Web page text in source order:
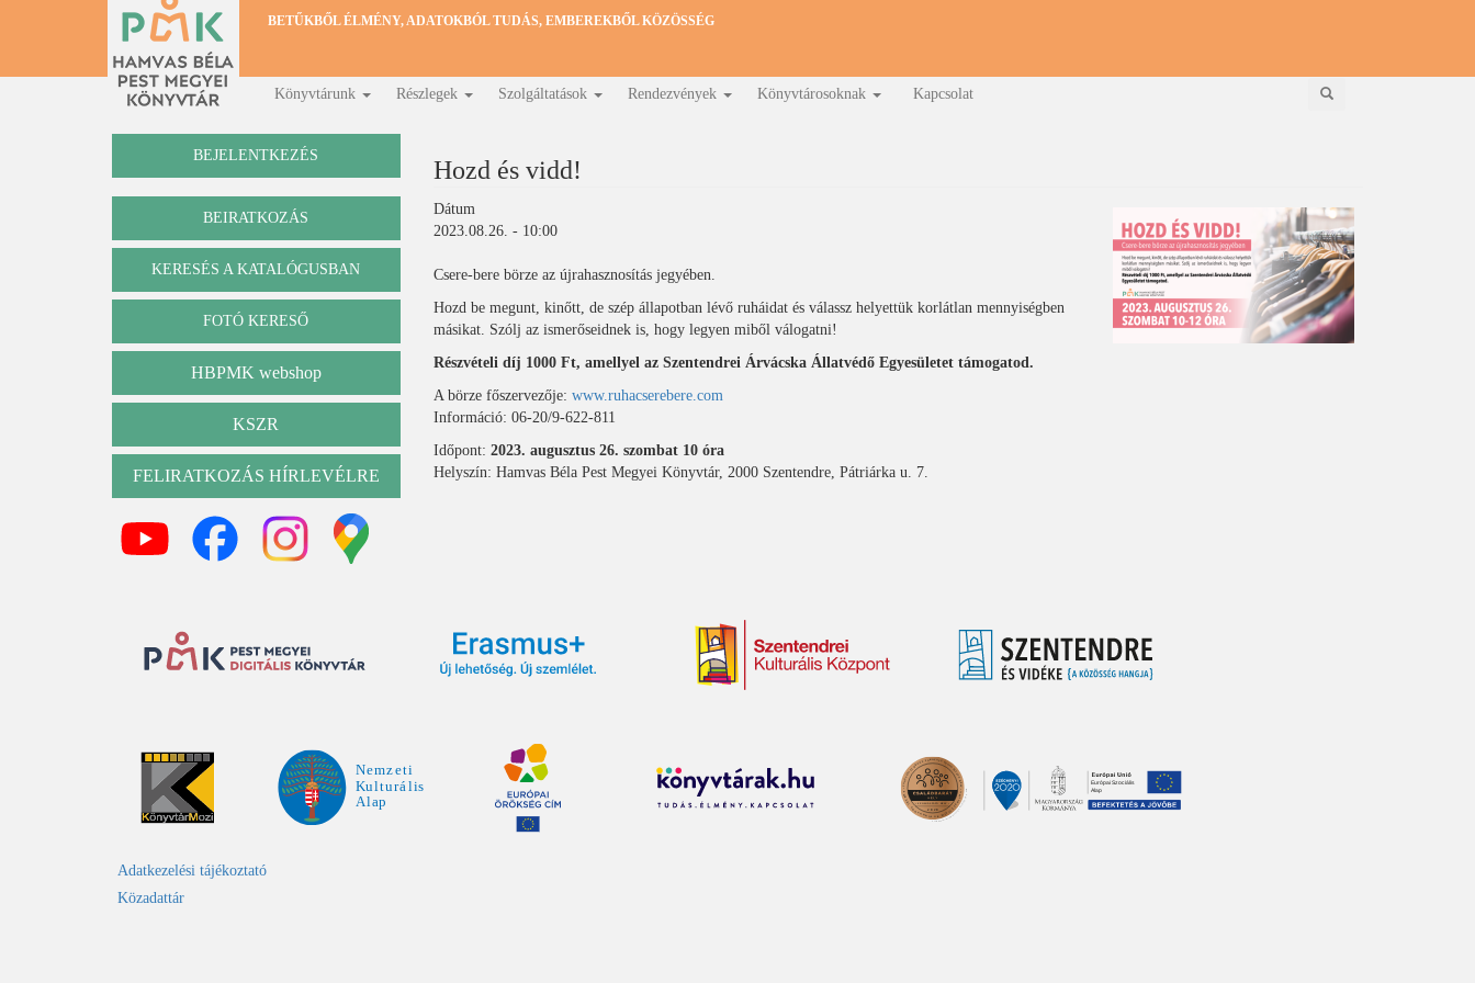
BETŰKBŐL ÉLMÉNY, ADATOKBÓL TUDÁS, EMBEREKBŐL KÖZÖSSÉG
Fő
navigáció
Könyvtárunk Részlegek Szolgáltatások Rendezvények Könyvtárosoknak Kapcsolat Keresés
BEJELENTKEZÉS
BEIRATKOZÁS
Katalógus
KERESÉS A KATALÓGUSBAN
FOTÓ KERESŐ
HBPMK webshop
KSZR
FELIRATKOZÁS HÍRLEVÉLRE
Hozd és vidd!
Dátum
2023.08.26. - 10:00
Csere-bere börze az újrahasznosítás jegyében.
Hozd be megunt, kinőtt, de szép állapotban lévő ruháidat és válassz helyettük korlátlan mennyiségben
másikat. Szólj az ismerőseidnek is, hogy legyen miből válogatni!
Részvételi díj 1000 Ft, amellyel az Szentendrei Árvácska Állatvédő Egyesületet támogatod.
A börze főszervezője: www.ruhacserebere.com
Információ: 06-20/9-622-811
Időpont: 2023. augusztus 26. szombat 10 óra
Helyszín: Hamvas Béla Pest Megyei Könyvtár, 2000 Szentendre, Pátriárka u. 7.
Adatkezelési tájékoztató
Közadattár